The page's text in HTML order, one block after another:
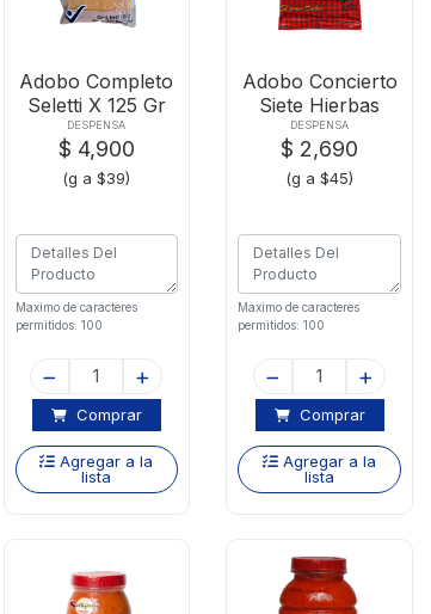
Adobo Completo
Seletti X 125 Gr
DESPENSA
$ 4,900
(g a $39)
Maximo de caracteres
permitidos: 100
Comprar
Agregar a la
lista
Adobo Concierto
Siete Hierbas
X60g
DESPENSA
$ 2,690
(g a $45)
Maximo de caracteres
permitidos: 100
Comprar
Agregar a la
lista